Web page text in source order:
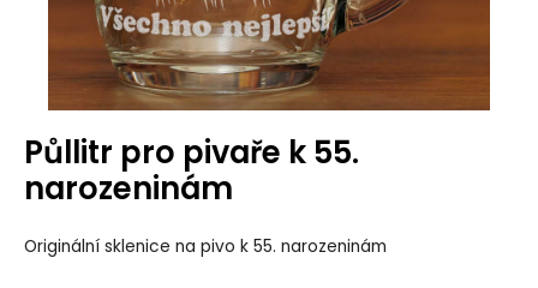
Půllitr pro pivaře k 55.
narozeninám
Originální sklenice na pivo k 55. narozeninám